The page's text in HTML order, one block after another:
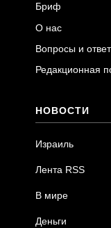
Бриф
О нас
Вопросы и
Редакционная
НОВОСТИ
Израиль
Лента RSS
В мире
Деньги